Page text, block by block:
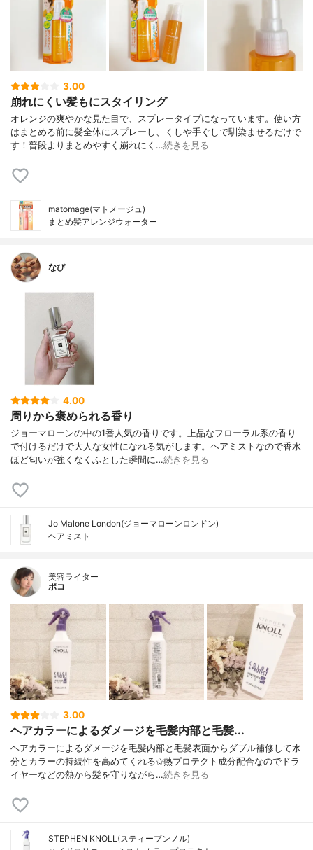
3.00
崩れにくい髪もにスタイリング
オレンジの爽やかな見た目で、スプレータイプになっています。使い方
はまとめる前に髪全体にスプレーし、くしや手ぐしで馴染ませるだけで
す！普段よりまとめやすく崩れにく…続きを見る
matomage(マトメージュ)
まとめ髪アレンジウォーター
なぴ
4.00
周りから褒められる香り
ジョーマローンの中の1番人気の香りです。上品なフローラル系の香り
で付けるだけで大人な女性になれる気がします。ヘアミストなので香水
ほど匂いが強くなくふとした瞬間に…続きを見る
Jo Malone London(ジョーマローンロンドン)
ヘアミスト
美容ライター
ポコ
3.00
ヘアカラーによるダメージを毛髪内部と毛髪...
ヘアカラーによるダメージを毛髪内部と毛髪表面からダブル補修して水
分とカラーの持続性を高めてくれる✩熱プロテクト成分配合なのでドラ
イヤーなどの熱から髪を守りながら…続きを見る
STEPHEN KNOLL(スティーブンノル)